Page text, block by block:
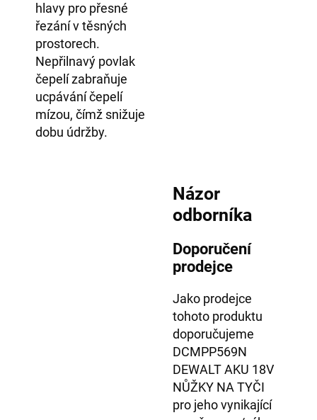
hlavy pro přesné
řezání v těsných
prostorech.
Nepřilnavý povlak
čepelí zabraňuje
ucpávání čepelí
mízou, čímž snižuje
dobu údržby.
Názor
odborníka
Doporučení
prodejce
Jako prodejce
tohoto produktu
doporučujeme
DCMPP569N
DEWALT AKU 18V
NŮŽKY NA TYČI
pro jeho vynikající